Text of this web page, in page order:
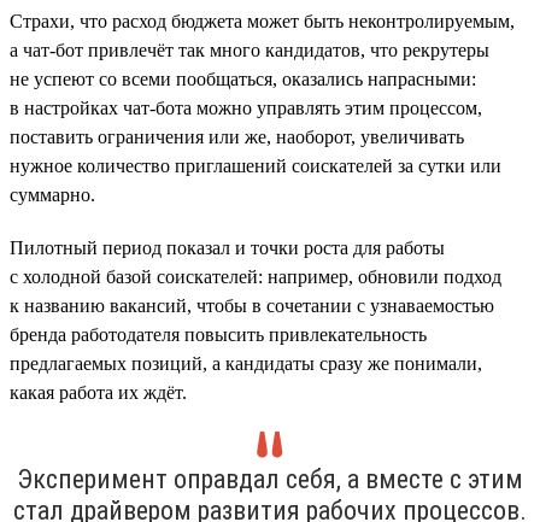
Страхи, что расход бюджета может быть неконтролируемым,
а чат-бот привлечёт так много кандидатов, что рекрутеры
не успеют со всеми пообщаться, оказались напрасными:
в настройках чат-бота можно управлять этим процессом,
поставить ограничения или же, наоборот, увеличивать
нужное количество приглашений соискателей за сутки или
суммарно.
Пилотный период показал и точки роста для работы
с холодной базой соискателей: например, обновили подход
к названию вакансий, чтобы в сочетании с узнаваемостью
бренда работодателя повысить привлекательность
предлагаемых позиций, а кандидаты сразу же понимали,
какая работа их ждёт.
Эксперимент оправдал себя, а вместе с этим
стал драйвером развития рабочих процессов.